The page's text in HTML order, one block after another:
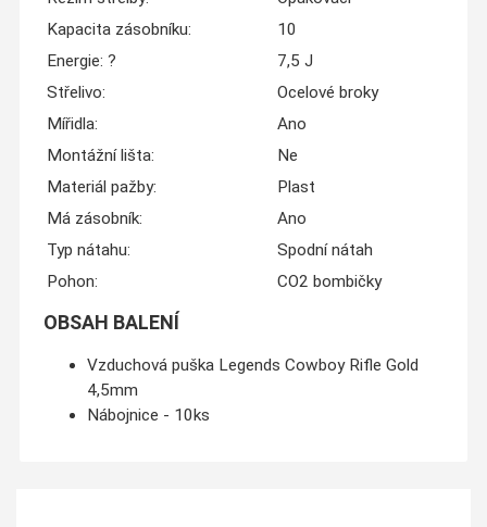
Kapacita zásobníku:
10
Energie: ?
7,5 J
Střelivo:
Ocelové broky
Mířidla:
Ano
Montážní lišta:
Ne
Materiál pažby:
Plast
Má zásobník:
Ano
Typ nátahu:
Spodní nátah
Pohon:
CO2 bombičky
OBSAH BALENÍ
Vzduchová puška Legends Cowboy Rifle Gold
4,5mm
Nábojnice - 10ks